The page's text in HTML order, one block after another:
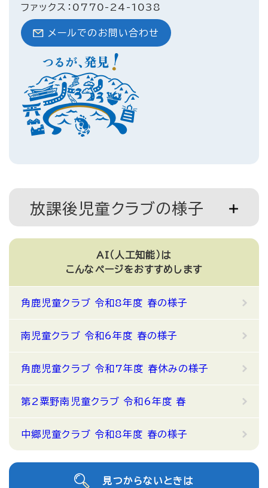
ファックス：0770-24-1038
メールでのお問い合わせ
放課後児童クラブの様子
AI（人工知能）は
こんなページをおすすめします
角鹿児童クラブ 令和8年度 春の様子
南児童クラブ 令和6年度 春の様子
角鹿児童クラブ 令和7年度 春休みの様子
第2粟野南児童クラブ 令和6年度 春
中郷児童クラブ 令和8年度 春の様子
見つからないときは